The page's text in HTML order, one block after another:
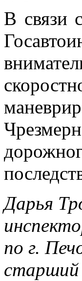
В связи
Дарья
по г.
старший